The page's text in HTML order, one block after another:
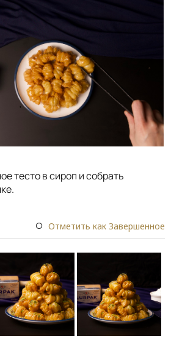
тесто в сироп и собрать
Отметить как Завершенное